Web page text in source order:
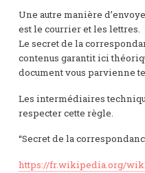
Une autre manière
est le courrier et les lettres.
Le secret de la
contenus garantit ici
document vous parvienne
Les intermédiaires
respecter cette règle.
“Secret de la
https://fr.wikipedia.org/